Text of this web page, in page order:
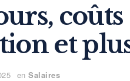
coûts
et
en Salaires